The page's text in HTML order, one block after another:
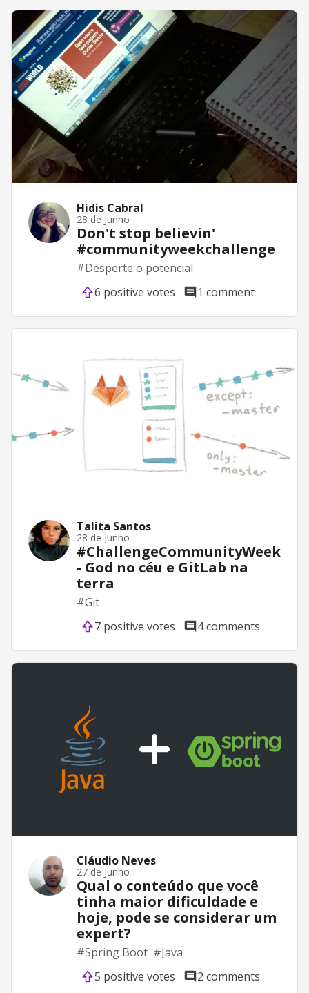
Hidis Cabral
28 de Junho
Don't stop believin'
#communityweekchallenge
#Desperte o potencial
6 positive votes
1 comment
Talita Santos
28 de Junho
#ChallengeCommunityWeek
- God no céu e GitLab na
terra
#Git
7 positive votes
4 comments
Cláudio Neves
27 de Junho
Qual o conteúdo que você
tinha maior dificuldade e
hoje, pode se considerar um
expert?
#Spring Boot #Java
5 positive votes
2 comments